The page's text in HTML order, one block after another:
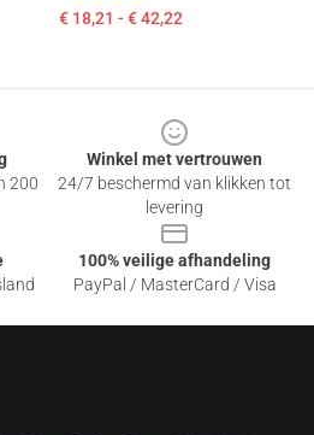
€ 18,21 - € 42,22
200
Winkel met vertrouwen
24/7 beschermd van klikken tot
levering
100% veilige afhandeling
PayPal / MasterCard / Visa